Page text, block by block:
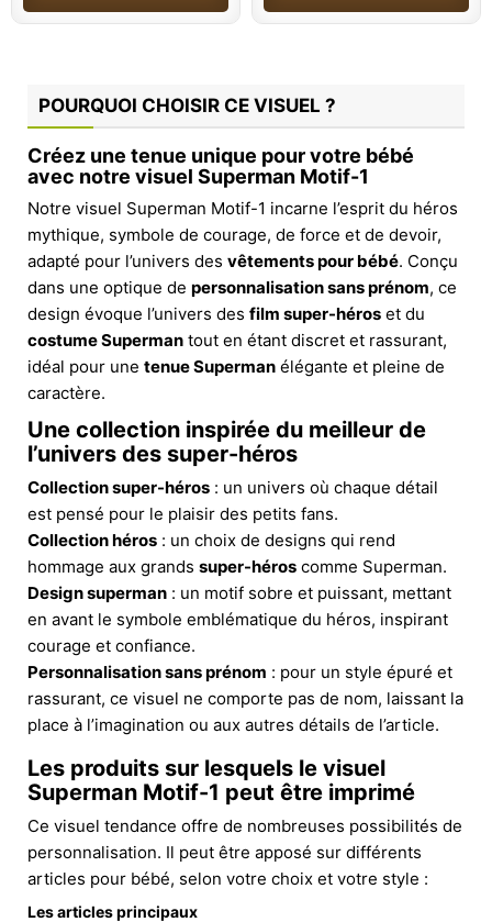
POURQUOI CHOISIR CE VISUEL ?
Créez une tenue unique pour votre bébé
avec notre visuel Superman Motif-1
Notre visuel Superman Motif-1 incarne l’esprit du héros
mythique, symbole de courage, de force et de devoir,
adapté pour l’univers des vêtements pour bébé. Conçu
dans une optique de personnalisation sans prénom, ce
design évoque l’univers des film super-héros et du
costume Superman tout en étant discret et rassurant,
idéal pour une tenue Superman élégante et pleine de
caractère.
Une collection inspirée du meilleur de
l’univers des super-héros
Collection super-héros : un univers où chaque détail
est pensé pour le plaisir des petits fans.
Collection héros : un choix de designs qui rend
hommage aux grands super-héros comme Superman.
Design superman : un motif sobre et puissant, mettant
en avant le symbole emblématique du héros, inspirant
courage et confiance.
Personnalisation sans prénom : pour un style épuré et
rassurant, ce visuel ne comporte pas de nom, laissant la
place à l’imagination ou aux autres détails de l’article.
Les produits sur lesquels le visuel
Superman Motif-1 peut être imprimé
Ce visuel tendance offre de nombreuses possibilités de
personnalisation. Il peut être apposé sur différents
articles pour bébé, selon votre choix et votre style :
Les articles principaux